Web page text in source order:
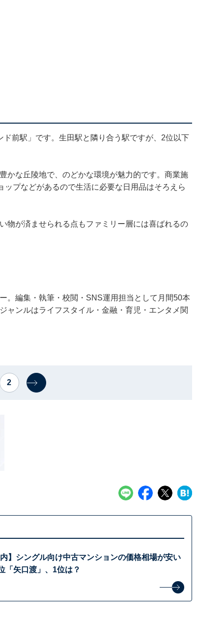
前駅」です。生田駅と隣り合う駅ですが、2位以下
かな丘陵地で、のどかな環境が魅力的です。商業施
プなどがあるので生活に必要な日用品はそろえら
物が済ませられる点もファミリー層には喜ばれるの
。編集・執筆・校閲・SNS運用担当として月間50本
ャンルはライフスタイル・金融・育児・エンタメ関
2
内】シングル向け中古マンションの価格相場が安い
「矢口渡」、1位は？